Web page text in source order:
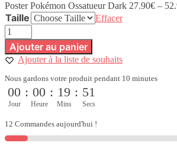
Ossatueur
Dark
Poster Pokémon Ossatueur Dark 27.90€ –
Taille
Effacer
quantité
de
Poster
Pokémon
Dark
Ajouter au panier
Ajouter à la liste de souhaits
Nous gardons votre produit pendant 10 minutes
00
Jour
: 00
Heure
: 19
Mins
: 50
Secs
12 Commandes aujourd'hui !